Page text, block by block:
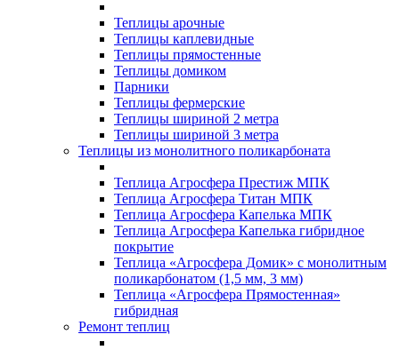
Теплицы арочные
Теплицы каплевидные
Теплицы прямостенные
Теплицы домиком
Парники
Теплицы фермерские
Теплицы шириной 2 метра
Теплицы шириной 3 метра
Теплицы из монолитного поликарбоната
Теплица Агросфера Престиж МПК
Теплица Агросфера Титан МПК
Теплица Агросфера Капелька МПК
Теплица Агросфера Капелька гибридное
покрытие
Теплица «Агросфера Домик» с монолитным
поликарбонатом (1,5 мм, 3 мм)
Теплица «Агросфера Прямостенная»
гибридная
Ремонт теплиц